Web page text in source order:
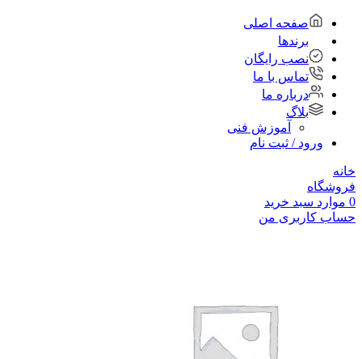
صفحه اصلی
برندها
نصب رایگان
تماس با ما
درباره ما
بلاگ
آموزش فنی
ورود / ثبت نام
خانه
فروشگاه
0 موارد سبد خرید
حساب کاربری من